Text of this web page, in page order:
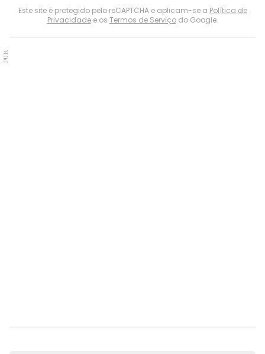
Este site é protegido pelo reCAPTCHA e aplicam-se a Política de
Privacidadee os Termos de Serviçodo Google.
PUB.